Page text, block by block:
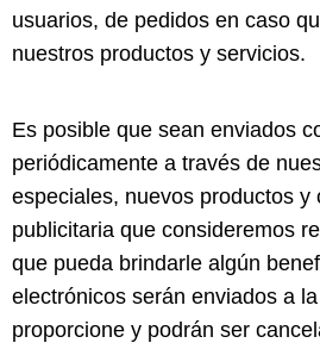
usuarios, de pedidos en caso
nuestros productos y servicios.
Es posible que sean enviados
periódicamente a través de
especiales, nuevos productos y
publicitaria que consideremos
que pueda brindarle algún
electrónicos serán enviados a
proporcione y podrán ser